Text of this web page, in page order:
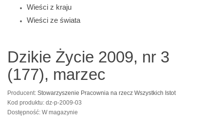
Wieści z kraju
Wieści ze świata
Dzikie Życie 2009, nr 3
(177), marzec
Producent: Stowarzyszenie Pracownia na rzecz Wszystkich Istot
Kod produktu: dz-p-2009-03
Dostępność: W magazynie